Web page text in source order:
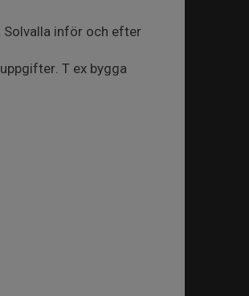
Solvalla inför och efter
T ex bygga